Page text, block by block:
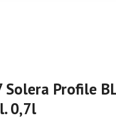
Solera Profile
0,7l